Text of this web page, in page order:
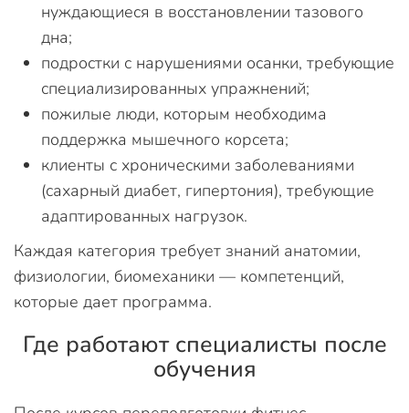
нуждающиеся в восстановлении тазового
дна;
подростки с нарушениями осанки, требующие
специализированных упражнений;
пожилые люди, которым необходима
поддержка мышечного корсета;
клиенты с хроническими заболеваниями
(сахарный диабет, гипертония), требующие
адаптированных нагрузок.
Каждая категория требует знаний анатомии,
физиологии, биомеханики — компетенций,
которые дает программа.
Где работают специалисты после
обучения